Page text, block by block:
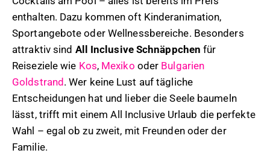
enthalten. Dazu kommen oft Kinderanimation,
Sportangebote oder Wellnessbereiche. Besonders
attraktiv sind All Inclusive Schnäppchen für
Reiseziele wie Kos, Mexiko oder Bulgarien
Goldstrand. Wer keine Lust auf tägliche
Entscheidungen hat und lieber die Seele baumeln
lässt, trifft mit einem All Inclusive Urlaub die perfekte
Wahl – egal ob zu zweit, mit Freunden oder der
Familie.